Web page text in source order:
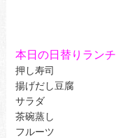
本日の日替りランチ
押し寿司
揚げだし豆腐
サラダ
茶碗蒸し
フルーツ